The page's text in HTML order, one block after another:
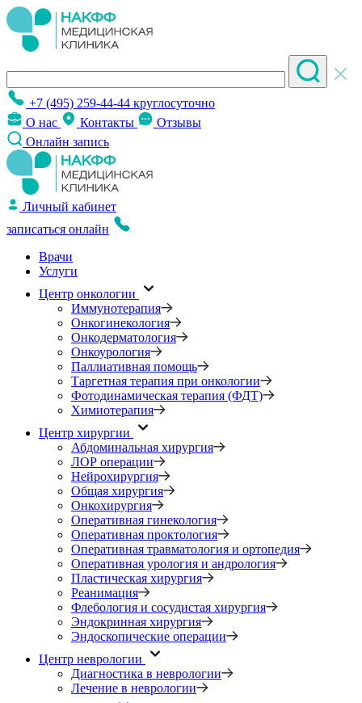
+7 (495) 259-44-44 круглосуточно
О нас
Контакты
Отзывы
Онлайн запись
Личный кабинет
записаться онлайн
Врачи
Услуги
Центр онкологии
Иммунотерапия
Онкогинекология
Онкодерматология
Онкоурология
Паллиативная помощь
Таргетная терапия при онкологии
Фотодинамическая терапия (ФДТ)
Химиотерапия
Центр хирургии
Абдоминальная хирургия
ЛОР операции
Нейрохирургия
Общая хирургия
Онкохирургия
Оперативная гинекология
Оперативная проктология
Оперативная травматология и ортопедия
Оперативная урология и андрология
Пластическая хирургия
Реанимация
Флебология и сосудистая хирургия
Эндокринная хирургия
Эндоскопические операции
Центр неврологии
Диагностика в неврологии
Лечение в неврологии